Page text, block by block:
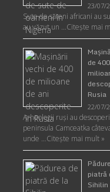
23/07/
Sute de săteni africani au
au văzut un …Citește mai
de
Rusia
22/07/
Arheologii ruşi au
peninsula Camceatka
unde …Citește mai mult »
piatră
Sihilin